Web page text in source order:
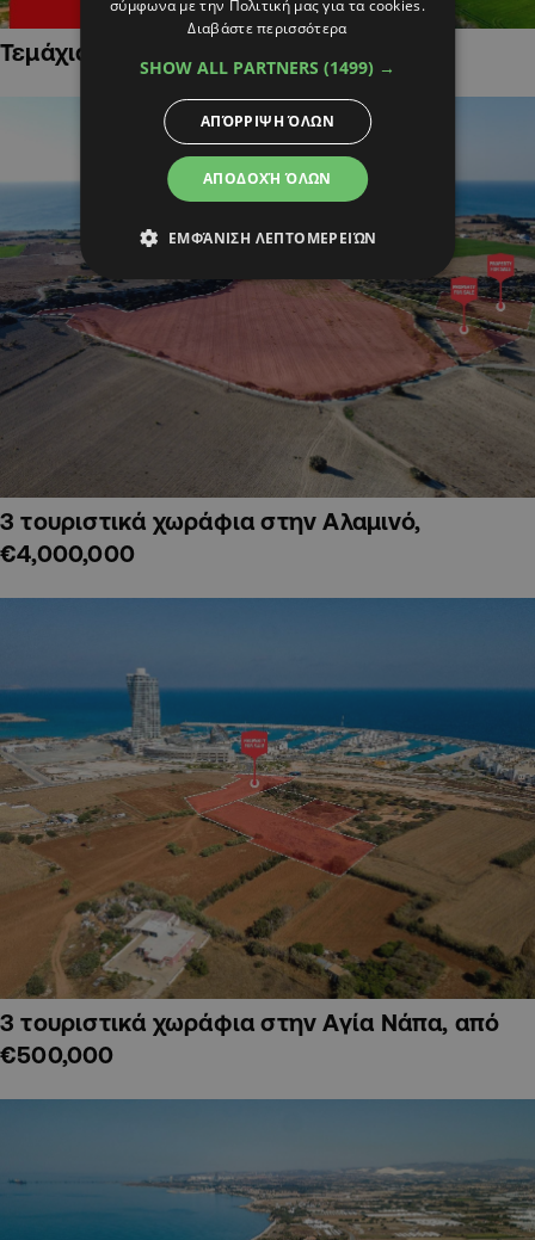
Τεμάχια Γης σε Οικιστικές Περιοχές
3 τουριστικά χωράφια στην Αλαμινό,
€4,000,000
3 τουριστικά χωράφια στην Αγία Νάπα, από
€500,000
σύμφωνα με την Πολιτική μας για τα cookies.
Διαβάστε περισσότερα
SHOW ALL PARTNERS (1499) →
ΑΠΟΔΟΧΉ ΌΛΩΝ
ΑΠΌΡΡΙΨΗ ΌΛΩΝ
ΕΜΦΆΝΙΣΗ ΛΕΠΤΟΜΕΡΕΙΏΝ